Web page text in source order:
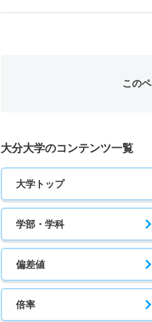
この
大分大学のコンテンツ一覧
大学トップ
学部・学科
偏差値
倍率